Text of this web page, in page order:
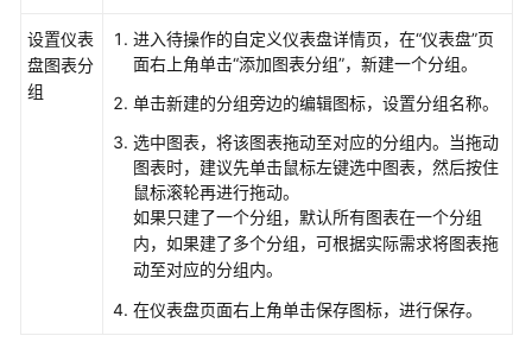
通
用
参
设置仪表
盘图表分
组
进入待操作的自定义仪表盘详情页，在“仪表盘”页
面右上角单击“添加图表分组”，新建一个分组。
单击新建的分组旁边的编辑图标，设置分组名称。
选中图表，将该图表拖动至对应的分组内。当拖动
图表时，建议先单击鼠标左键选中图表，然后按住
鼠标滚轮再进行拖动。
如果只建了一个分组，默认所有图表在一个分组
内，如果建了多个分组，可根据实际需求将图表拖
动至对应的分组内。
在仪表盘页面右上角单击保存图标，进行保存。